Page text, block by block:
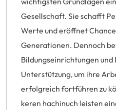
Gesellschaft. Sie schafft
Werte und eröffnet
Generationen. Dennoch
Bildungseinrichtungen
Unterstützung, um ihre
erfolgreich fortführen zu
keren hachinuch leisten